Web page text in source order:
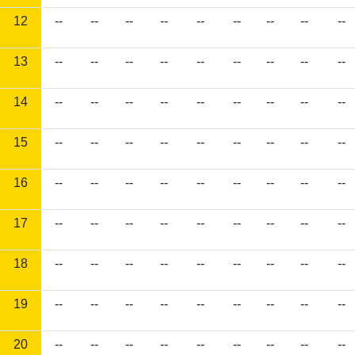
12 -- -- -- -- -- -- -- -- --
13 -- -- -- -- -- -- -- -- --
14 -- -- -- -- -- -- -- -- --
15 -- -- -- -- -- -- -- -- --
16 -- -- -- -- -- -- -- -- --
17 -- -- -- -- -- -- -- -- --
18 -- -- -- -- -- -- -- -- --
19 -- -- -- -- -- -- -- -- --
20 -- -- -- -- -- -- -- -- --